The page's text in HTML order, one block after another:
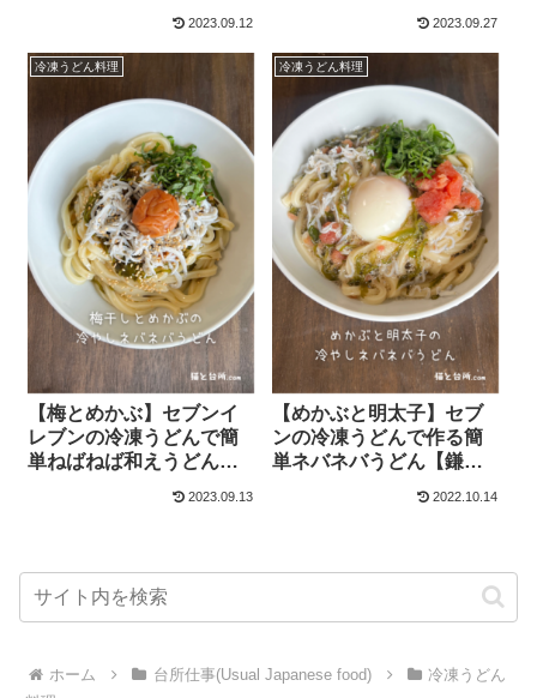
【鎌田のだし醤油】
2023.09.12
うどん【バターなし】
2023.09.27
冷凍うどん料理
【梅とめかぶ】セブンイ
レブンの冷凍うどんで簡
単ねばねば和えうどん
2023.09.13
冷凍うどん料理
【めかぶと明太子】セブ
ンの冷凍うどんで作る簡
単ネバネバうどん【鎌田
2022.10.14
ホーム 台所仕事(Usual Japanese food)
冷凍うどん